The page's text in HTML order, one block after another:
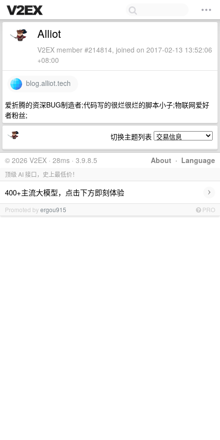
Alliot
V2EX member #214814, joined on 2017-02-13 13:52:06
+08:00
blog.alliot.tech
爱折腾的资深BUG制造者;代码写的很烂很烂的脚本小子;物联网爱好
者粉丝;
切换主题列表
About · Language
© 2026 V2EX · 28ms · 3.9.8.5
顶级 AI 接口，史上最低价！
400+主流大模型，点击下方即刻体验 ›
Promoted byergou915 PRO